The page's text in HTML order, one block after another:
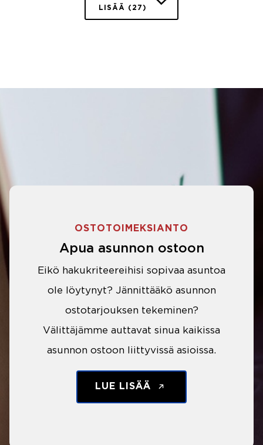
LISÄÄ (27)
OSTOTOIMEKSIANTO
Apua asunnon ostoon
Eikö hakukriteereihisi sopivaa asuntoa
ole löytynyt? Jännittääkö asunnon
ostotarjouksen tekeminen?
Välittäjämme auttavat sinua kaikissa
asunnon ostoon liittyvissä asioissa.
LUE LISÄÄ